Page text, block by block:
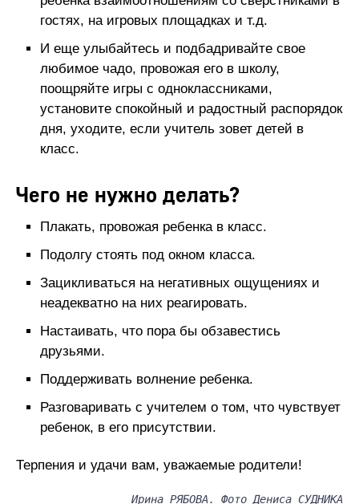
гостях, на игровых площадках и т.д.
И еще улыбайтесь и подбадривайте свое
любимое чадо, провожая его в школу,
поощряйте игры с одноклассниками,
установите спокойный и радостный распорядок
дня, уходите, если учитель зовет детей в
класс.
Чего не нужно делать?
Плакать, провожая ребенка в класс.
Подолгу стоять под окном класса.
Зацикливаться на негативных ощущениях и
неадекватно на них реагировать.
Настаивать, что пора бы обзавестись
друзьями.
Поддерживать волнение ребенка.
Разговаривать с учителем о том, что чувствует
ребенок, в его присутствии.
Терпения и удачи вам, уважаемые родители!
Ирина РЯБОВА. Фото Дениса СУДНИКА